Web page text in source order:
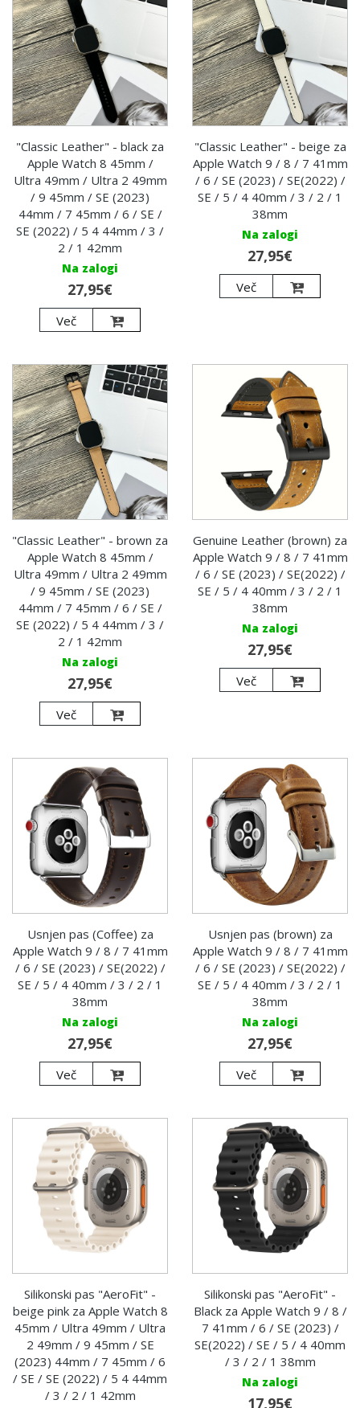
"Classic Leather" - black za
Apple Watch 8 45mm /
Ultra 49mm / Ultra 2 49mm
/ 9 45mm / SE (2023)
44mm / 7 45mm / 6 / SE /
SE (2022) / 5 4 44mm / 3 /
2 / 1 42mm
Na zalogi
27,95€
Več
"Classic Leather" - beige za
Apple Watch 9 / 8 / 7 41mm
/ 6 / SE (2023) / SE(2022) /
SE / 5 / 4 40mm / 3 / 2 / 1
38mm
Na zalogi
27,95€
Več
"Classic Leather" - brown za
Apple Watch 8 45mm /
Ultra 49mm / Ultra 2 49mm
/ 9 45mm / SE (2023)
44mm / 7 45mm / 6 / SE /
SE (2022) / 5 4 44mm / 3 /
2 / 1 42mm
Na zalogi
27,95€
Več
Genuine Leather (brown) za
Apple Watch 9 / 8 / 7 41mm
/ 6 / SE (2023) / SE(2022) /
SE / 5 / 4 40mm / 3 / 2 / 1
38mm
Na zalogi
27,95€
Več
Usnjen pas (Coffee) za
Apple Watch 9 / 8 / 7 41mm
/ 6 / SE (2023) / SE(2022) /
SE / 5 / 4 40mm / 3 / 2 / 1
38mm
Na zalogi
27,95€
Več
Usnjen pas (brown) za
Apple Watch 9 / 8 / 7 41mm
/ 6 / SE (2023) / SE(2022) /
SE / 5 / 4 40mm / 3 / 2 / 1
38mm
Na zalogi
27,95€
Več
Silikonski pas "AeroFit" -
beige pink za Apple Watch 8
45mm / Ultra 49mm / Ultra
2 49mm / 9 45mm / SE
(2023) 44mm / 7 45mm / 6
/ SE / SE (2022) / 5 4 44mm
/ 3 / 2 / 1 42mm
Silikonski pas "AeroFit" -
Black za Apple Watch 9 / 8 /
7 41mm / 6 / SE (2023) /
SE(2022) / SE / 5 / 4 40mm
/ 3 / 2 / 1 38mm
Na zalogi
17,95€